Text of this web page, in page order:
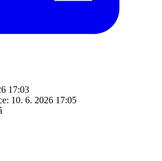
17:03
10. 6. 2026 17:05